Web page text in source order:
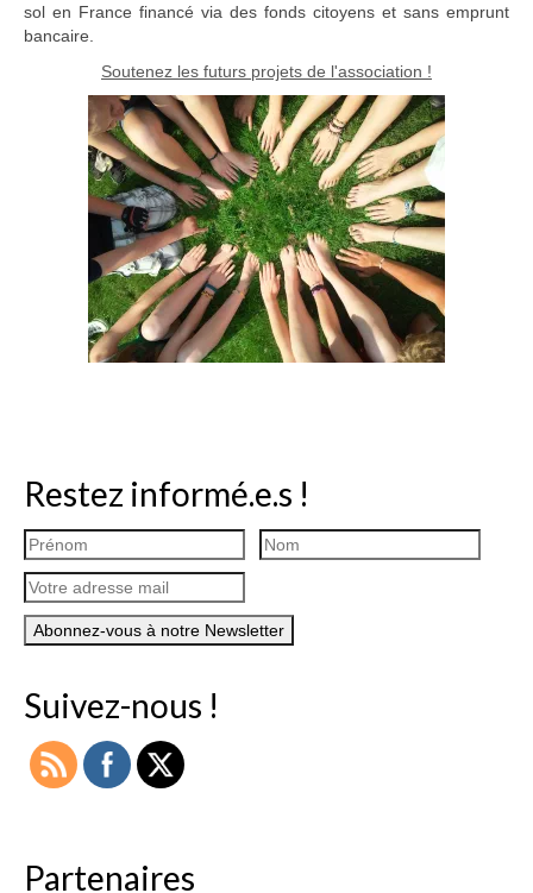
sol en France financé via des fonds citoyens et sans emprunt
bancaire.
Soutenez les futurs projets de l'association !
Restez informé.e.s !
Suivez-nous !
Partenaires